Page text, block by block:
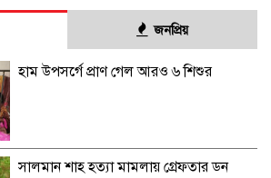
জনপ্রিয়
হাম উপসর্গে প্রাণ গেল আরও ৬ শিশুর
সালমান শাহ হত্যা মামলায় গ্রেফতার ডন